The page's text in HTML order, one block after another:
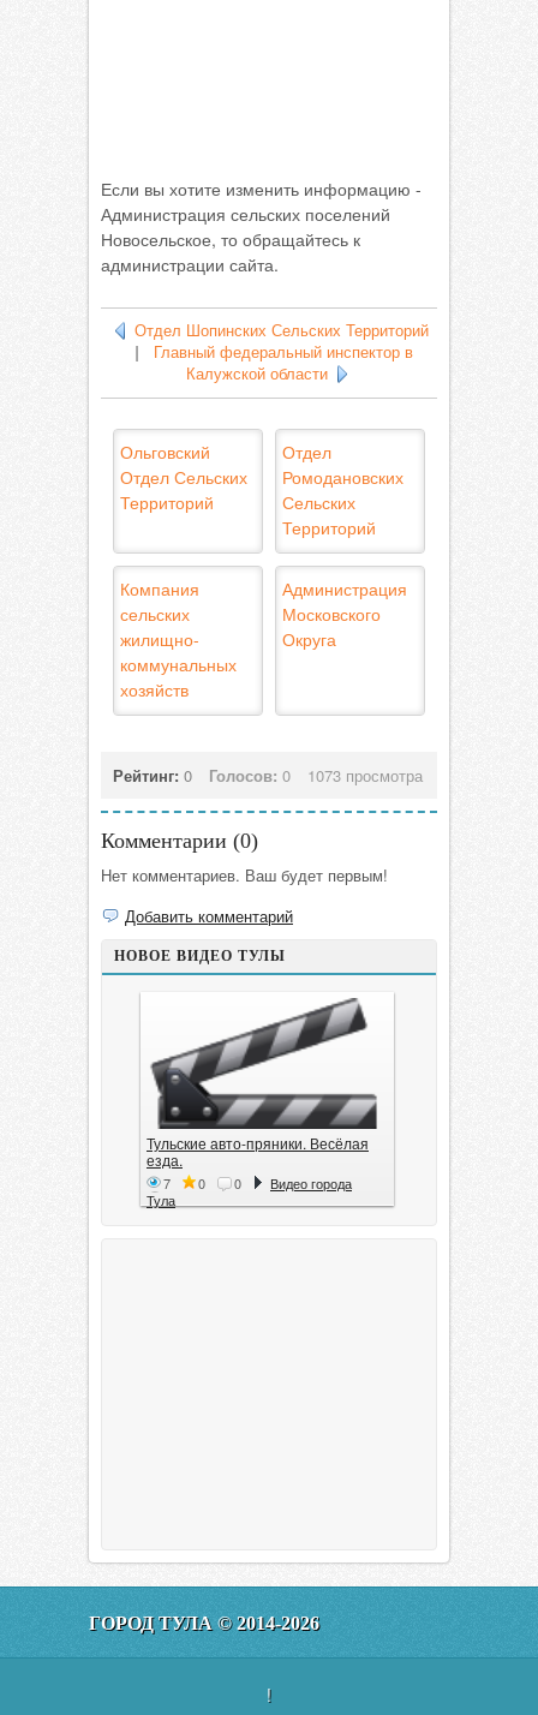
Если вы хотите изменить информацию -
Администрация сельских поселений
Новосельское, то обращайтесь к
администрации сайта.
Отдел Шопинских Сельских Территорий
Главный федеральный инспектор в
Калужской области
Ольговский
Отдел Сельских
Территорий
Отдел
Ромодановских
Сельских
Территорий
Компания
сельских
жилищно-
коммунальных
хозяйств
Администрация
Московского
Округа
Рейтинг: 0 Голосов: 0 1073 просмотра
Комментарии (0)
Нет комментариев. Ваш будет первым!
Добавить комментарий
НОВОЕ ВИДЕО ТУЛЫ
Тульские авто-пряники. Весёлая
езда.
7 0 0
Видео города
Тула
00:20:11
Эфир от 11.01.2016 (19.35) Тула
160 0 0
Видео города
ГОРОД ТУЛА © 2014-2026
!